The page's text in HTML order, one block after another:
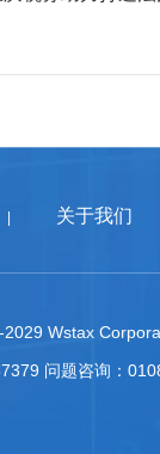
关于我们
Wstax
问题咨询：